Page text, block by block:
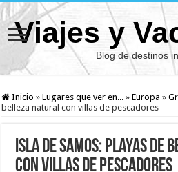
Viajes y
Blog de destinos
Inicio » Lugares que ver en... » Europa »
belleza natural con villas de pescadores
Isla de Samos: playas
con villas de pescadores